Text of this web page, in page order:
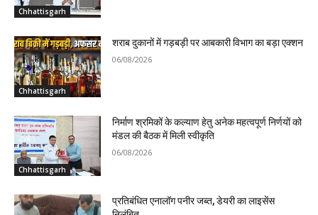
Chhattisgarh
Chhattisgarh
शराब दुकानों में गड़बड़ी पर आबकारी विभाग का बड़ा एक्शन
06/08/2026
Chhattisgarh
निर्माण श्रमिकों के कल्याण हेतु अनेक महत्वपूर्ण निर्णयों को
मंडल की बैठक में मिली स्वीकृति
06/08/2026
प्रतिबंधित एनालॉग पनीर जब्त, डेयरी का लाइसेंस